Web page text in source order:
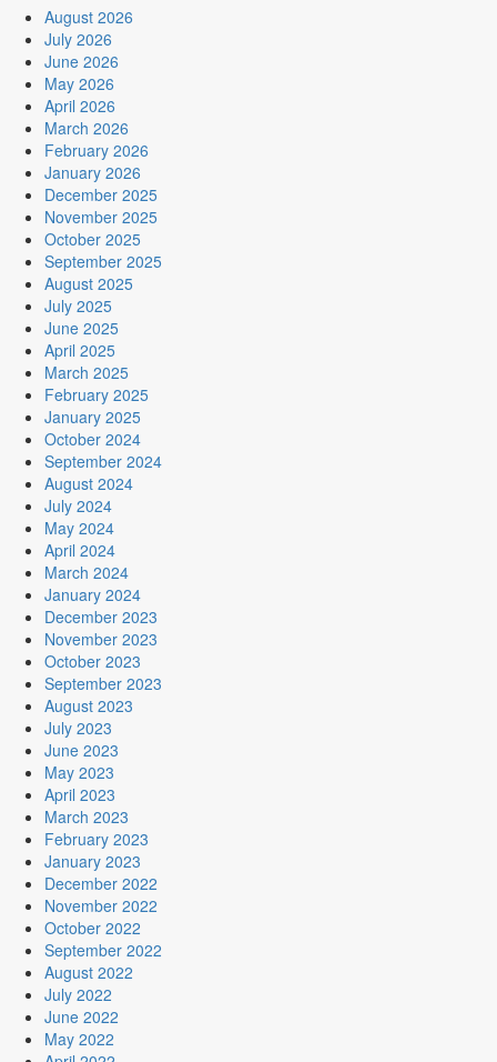
August 2026
July 2026
June 2026
May 2026
April 2026
March 2026
February 2026
January 2026
December 2025
November 2025
October 2025
September 2025
August 2025
July 2025
June 2025
April 2025
March 2025
February 2025
January 2025
October 2024
September 2024
August 2024
July 2024
May 2024
April 2024
March 2024
January 2024
December 2023
November 2023
October 2023
September 2023
August 2023
July 2023
June 2023
May 2023
April 2023
March 2023
February 2023
January 2023
December 2022
November 2022
October 2022
September 2022
August 2022
July 2022
June 2022
May 2022